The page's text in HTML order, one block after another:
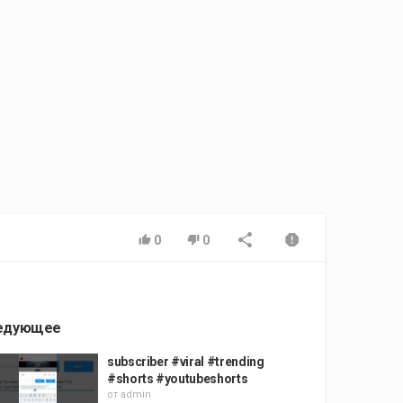
0 0
subscriber #viral #trending
#shorts #youtubeshorts
от admin